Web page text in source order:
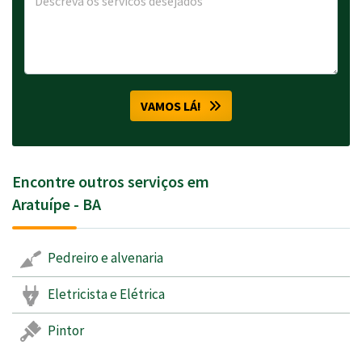
VAMOS LÁ!
Encontre outros serviços em
Aratuípe - BA
Pedreiro e alvenaria
Eletricista e Elétrica
Pintor